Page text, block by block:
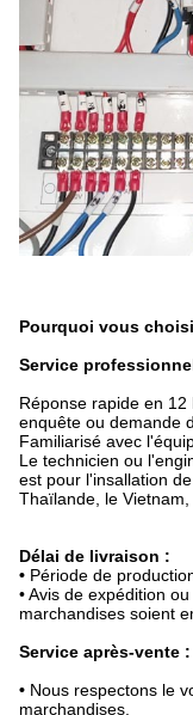
Pourquoi vous
Service
Réponse rapide en
enquête ou demande
Familiarisé avec
Le technicien ou
est pour l'insallation
Thaïlande, le
Délai de livraison :
• Période de
• Avis de expédition
marchandises soient
Service après-vente :
• Nous respectons le
marchandises.